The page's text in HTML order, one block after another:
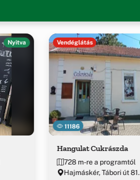
Nyitva
11186
Vendéglátás
Hangulat Cukrászda
728 m-re a programtól
Hajmáskér, Tábori út 81.